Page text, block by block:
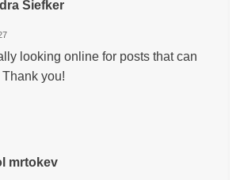
Siefker
looking online for posts that can
you!
mrtokev